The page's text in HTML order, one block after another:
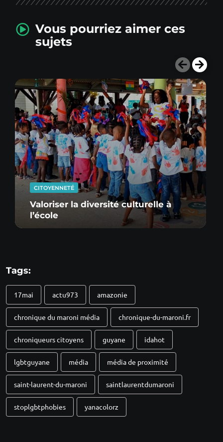
Vous pourriez aimer ces
sujets
CITOYENNETÉ
Valoriser la diversité culturelle à
l’école
Tags:
17mai actu973 amazonie
chronique du maroni média chronique-du-maroni.fr
chroniqueurs citoyens guyane idahot
lgbtguyane média média de proximité
saint-laurent-du-maroni saintlaurentdumaroni
stoplgbtphobies yanacolorz